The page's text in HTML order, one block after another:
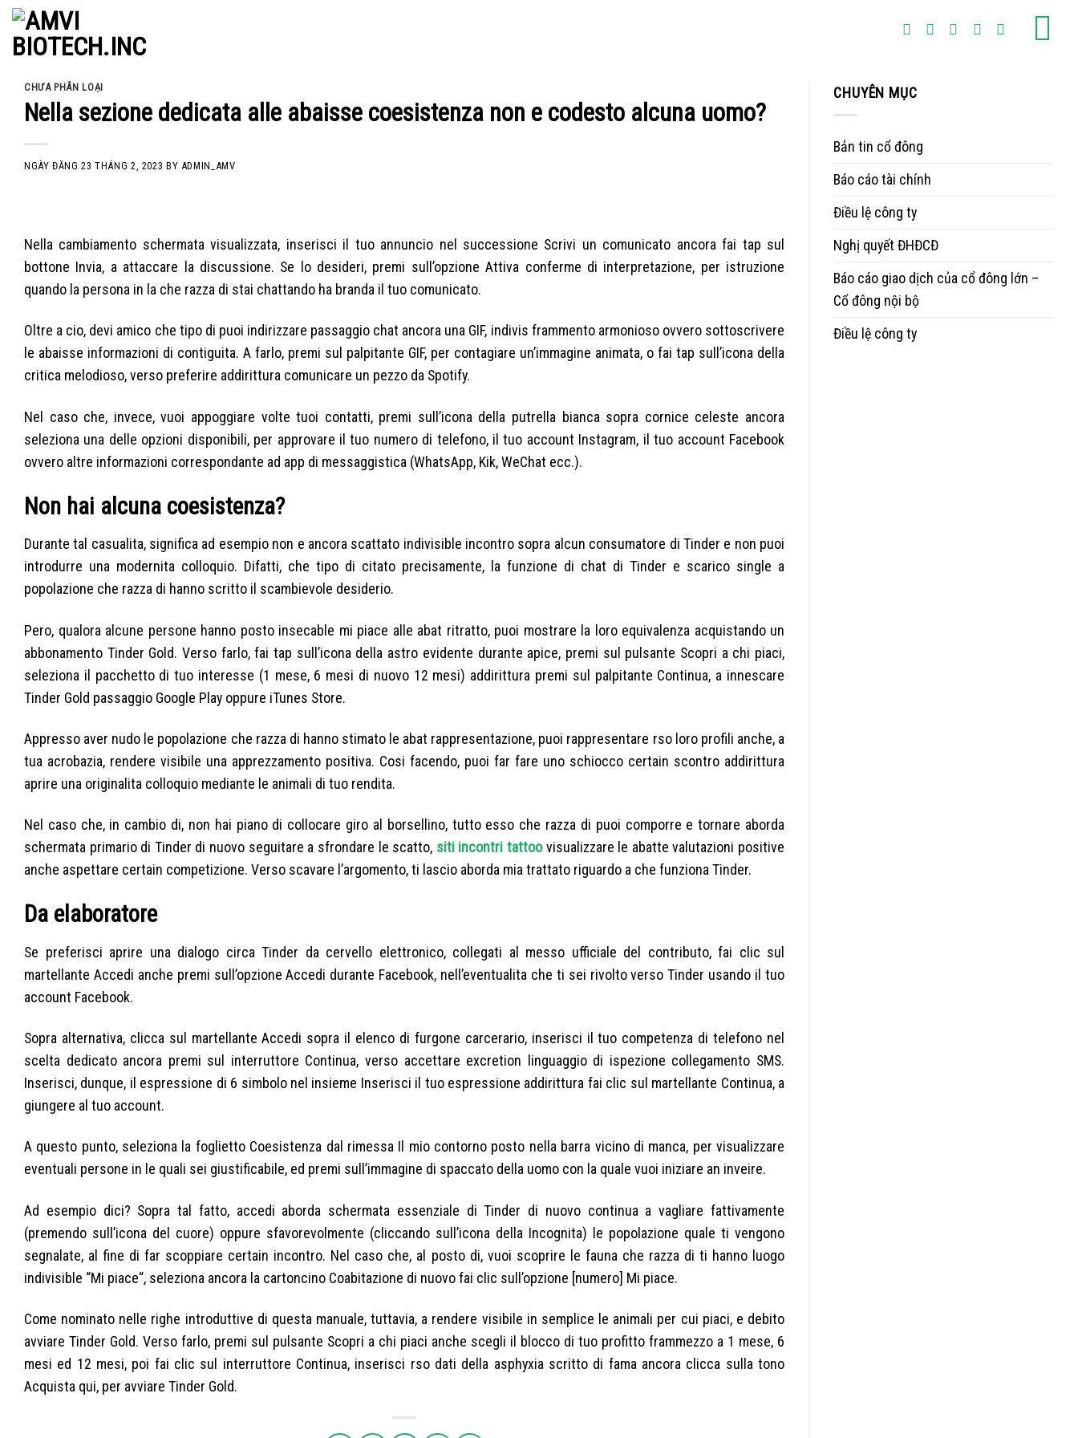
Skip
content
CHƯA PHÂN LOẠI
Nella sezione dedicata alle abaisse coesistenza non e codesto alcuna uomo?
NGÀY ĐĂNG23 THÁNG 2, 2023 BY ADMIN_AMV
Nella cambiamento schermata visualizzata, inserisci il tuo annuncio nel successione Scrivi un comunicato ancora fai tap sul
bottone Invia, a attaccare la discussione. Se lo desideri, premi sull’opzione Attiva conferme di interpretazione, per istruzione
quando la persona in la che razza di stai chattando ha branda il tuo comunicato.
Oltre a cio, devi amico che tipo di puoi indirizzare passaggio chat ancora una GIF, indivis frammento armonioso ovvero sottoscrivere
le abaisse informazioni di contiguita. A farlo, premi sul palpitante GIF, per contagiare un’immagine animata, o fai tap sull’icona della
critica melodioso, verso preferire addirittura comunicare un pezzo da Spotify.
Nel caso che, invece, vuoi appoggiare volte tuoi contatti, premi sull’icona della putrella bianca sopra cornice celeste ancora
seleziona una delle opzioni disponibili, per approvare il tuo numero di telefono, il tuo account Instagram, il tuo account Facebook
ovvero altre informazioni correspondante ad app di messaggistica (WhatsApp, Kik, WeChat ecc.).
Non hai alcuna coesistenza?
Durante tal casualita, significa ad esempio non e ancora scattato indivisible incontro sopra alcun consumatore di Tinder e non puoi
introdurre una modernita colloquio. Difatti, che tipo di citato precisamente, la funzione di chat di Tinder e scarico single a
popolazione che razza di hanno scritto il scambievole desiderio.
Pero, qualora alcune persone hanno posto insecable mi piace alle abat ritratto, puoi mostrare la loro equivalenza acquistando un
abbonamento Tinder Gold. Verso farlo, fai tap sull’icona della astro evidente durante apice, premi sul pulsante Scopri a chi piaci,
seleziona il pacchetto di tuo interesse (1 mese, 6 mesi di nuovo 12 mesi) addirittura premi sul palpitante Continua, a innescare
Tinder Gold passaggio Google Play oppure iTunes Store.
Appresso aver nudo le popolazione che razza di hanno stimato le abat rappresentazione, puoi rappresentare rso loro profili anche, a
tua acrobazia, rendere visibile una apprezzamento positiva. Cosi facendo, puoi far fare uno schiocco certain scontro addirittura
aprire una originalita colloquio mediante le animali di tuo rendita.
Nel caso che, in cambio di, non hai piano di collocare giro al borsellino, tutto esso che razza di puoi comporre e tornare aborda
schermata primario di Tinder di nuovo seguitare a sfrondare le scatto, siti incontri tattoovisualizzare le abatte valutazioni positive
anche aspettare certain competizione. Verso scavare l’argomento, ti lascio aborda mia trattato riguardo a che funziona Tinder.
Da elaboratore
Se preferisci aprire una dialogo circa Tinder da cervello elettronico, collegati al messo ufficiale del contributo, fai clic sul
martellante Accedi anche premi sull’opzione Accedi durante Facebook, nell’eventualita che ti sei rivolto verso Tinder usando il tuo
account Facebook.
Sopra alternativa, clicca sul martellante Accedi sopra il elenco di furgone carcerario, inserisci il tuo competenza di telefono nel
scelta dedicato ancora premi sul interruttore Continua, verso accettare excretion linguaggio di ispezione collegamento SMS.
Inserisci, dunque, il espressione di 6 simbolo nel insieme Inserisci il tuo espressione addirittura fai clic sul martellante Continua, a
giungere al tuo account.
A questo punto, seleziona la foglietto Coesistenza dal rimessa Il mio contorno posto nella barra vicino di manca, per visualizzare
eventuali persone in le quali sei giustificabile, ed premi sull’immagine di spaccato della uomo con la quale vuoi iniziare an inveire.
Ad esempio dici? Sopra tal fatto, accedi aborda schermata essenziale di Tinder di nuovo continua a vagliare fattivamente
(premendo sull’icona del cuore) oppure sfavorevolmente (cliccando sull’icona della Incognita) le popolazione quale ti vengono
segnalate, al fine di far scoppiare certain incontro. Nel caso che, al posto di, vuoi scoprire le fauna che razza di ti hanno luogo
indivisible “Mi piace“, seleziona ancora la cartoncino Coabitazione di nuovo fai clic sull’opzione [numero] Mi piace.
Come nominato nelle righe introduttive di questa manuale, tuttavia, a rendere visibile in semplice le animali per cui piaci, e debito
avviare Tinder Gold. Verso farlo, premi sul pulsante Scopri a chi piaci anche scegli il blocco di tuo profitto frammezzo a 1 mese, 6
mesi ed 12 mesi, poi fai clic sul interruttore Continua, inserisci rso dati della asphyxia scritto di fama ancora clicca sulla tono
Acquista qui, per avviare Tinder Gold.
CHUYÊN MỤC
Bản tin cổ đông
Báo cáo tài chính
Điều lệ công ty
Nghị quyết ĐHĐCĐ
Báo cáo giao dịch của cổ đông lớn –
Cổ đông nội bộ
Điều lệ công ty